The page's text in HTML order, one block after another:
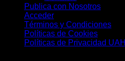
Publica con Nosotros
Acceder
Términos y Condiciones
Políticas de Cookies
Políticas de Privacidad UAH